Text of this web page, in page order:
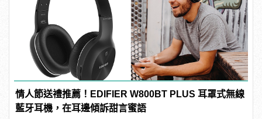
情人節送禮推薦！EDIFIER W800BT PLUS 耳罩式無線
藍牙耳機，在耳邊傾訴甜言蜜語